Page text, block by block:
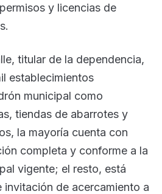
y licencias de
titular de la dependencia,
establecimientos
municipal como
tiendas de abarrotes y
la mayoría cuenta con
completa y conforme a la
vigente; el resto, está
invitación de acercamiento a